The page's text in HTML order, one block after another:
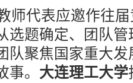
师代表应邀作往
选题确定、团队
队聚焦国家重大
。 大连理工大学